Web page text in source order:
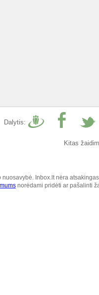
Dalytis:
Kitas
Inbox.lt nėra
norėdami pridėti ar pašalinti